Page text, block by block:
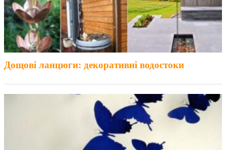
Дощові ланцюги: декоративні водостоки